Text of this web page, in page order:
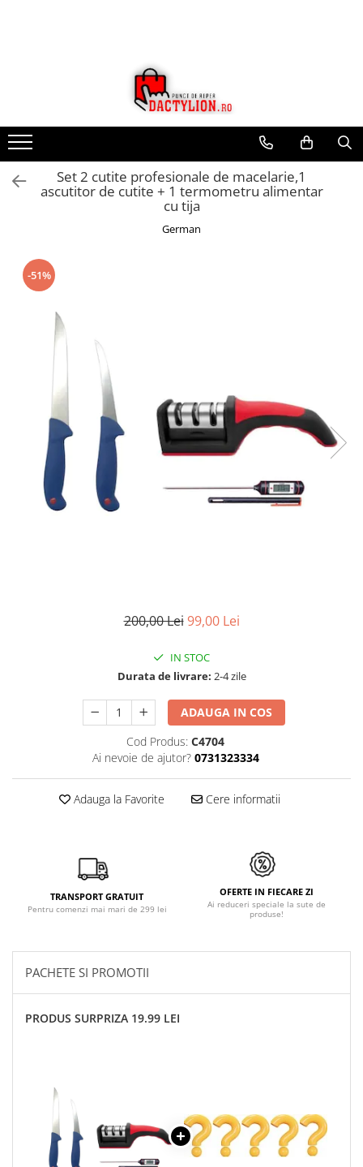
Set 2 cutite profesionale de macelarie,1
ascutitor de cutite + 1 termometru alimentar
cu tija
German
-51%
200,00 Lei 99,00 Lei
IN STOC
Durata de livrare: 2-4 zile
ADAUGA IN COS
Cod Produs: C4704
Ai nevoie de ajutor? 0731323334
Adauga la Favorite Cere informatii
TRANSPORT GRATUIT
Pentru comenzi mai mari de 299 lei
OFERTE IN FIECARE ZI
Ai reduceri speciale la sute de
produse!
PACHETE SI PROMOTII
PRODUS SURPRIZA 19.99 LEI